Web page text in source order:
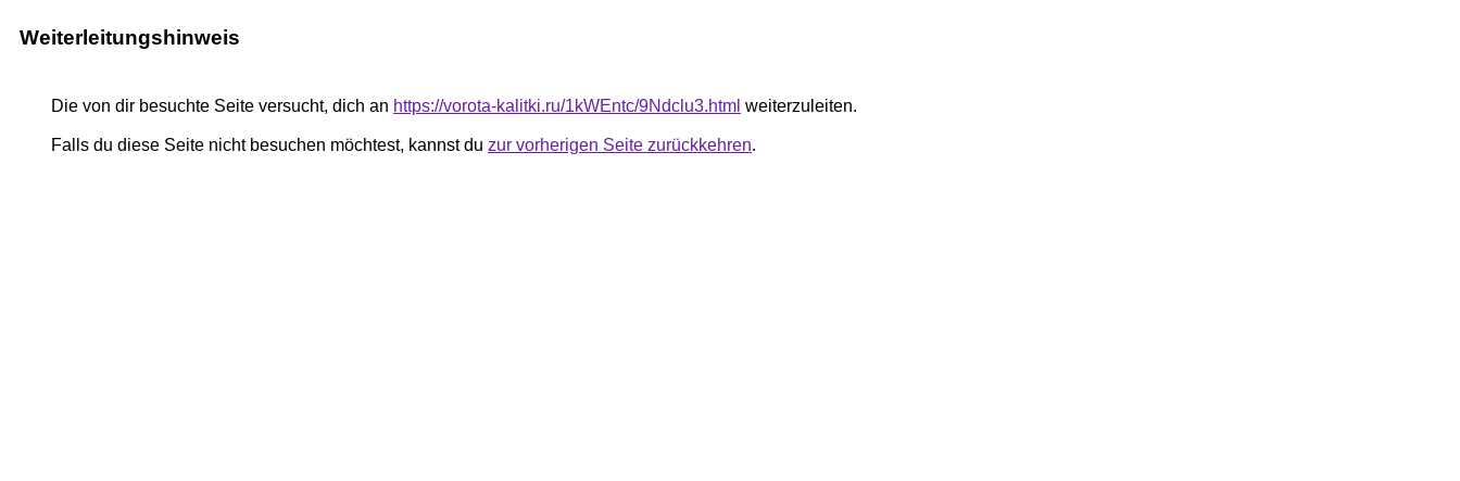
Weiterleitungshinweis
Die von dir besuchte Seite versucht, dich an https://vorota-kalitki.ru/1kWEntc/9Ndclu3.html weiterzuleiten.
Falls du diese Seite nicht besuchen möchtest, kannst du zur vorherigen Seite zurückkehren.